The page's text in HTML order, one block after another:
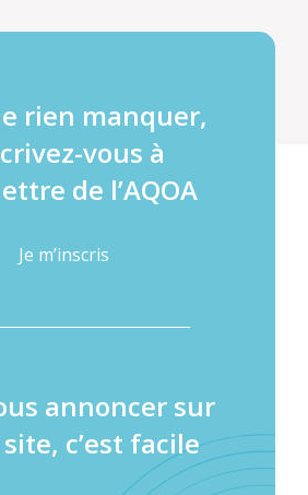
rien manquer,
vous à
de l’AQOA
Je m’inscris
annoncer sur
c’est facile